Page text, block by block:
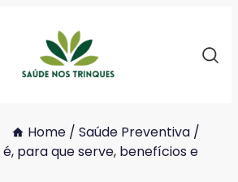
Home / Saúde Preventiva /
para que serve, benefícios e